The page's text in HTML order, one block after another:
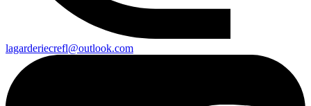
lagarderiecrefl@outlook.com